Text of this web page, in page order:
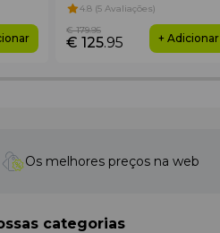
4.8 (5 Avaliações)
€ 125.95
€ 179.95
+ Adicionar
Os melhores preços na web
categorias